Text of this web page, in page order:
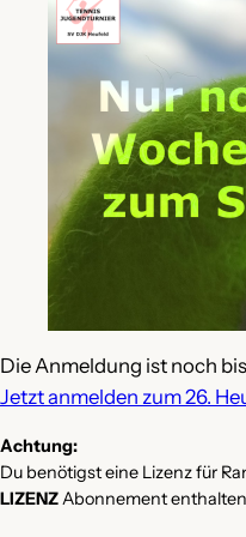
Die Anmeldung ist noch
Jetzt anmelden zum 26.
Achtung:
Du benötigst eine Lizenz für
LIZENZAbonnement